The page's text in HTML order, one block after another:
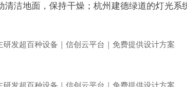
洁地面，保持干燥；杭州建德绿道的灯光系